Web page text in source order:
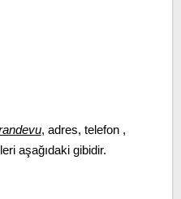
, adres, telefon ,
aşağıdaki gibidir.